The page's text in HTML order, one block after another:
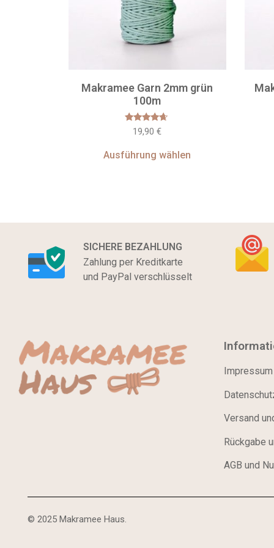
Makramee Garn 2mm grün
100m
Bewertet
mit
von 5
19,90€
Ausführung wählen
SICHERE BEZAHLUNG
Zahlung per Kreditkarte
und PayPal verschlüsselt
Impressum
Versand
Rückgabe
AGB und
© 2025 Makramee Haus.